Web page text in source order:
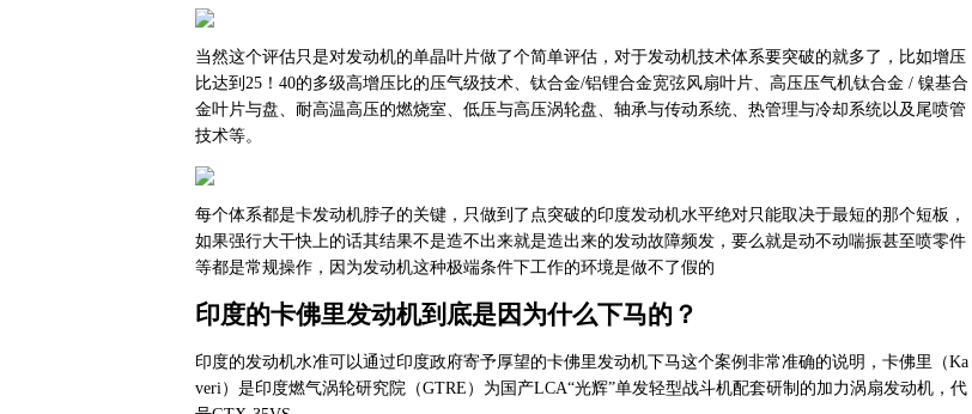
当然这个评估只是对发动机的单晶叶片做了个简单评估，对于发动机技术体系要突破的就多了，比如增压
比达到25！40的多级高增压比的压气级技术、钛合金/铝锂合金宽弦风扇叶片、高压压气机钛合金 / 镍基合
金叶片与盘、耐高温高压的燃烧室、低压与高压涡轮盘、轴承与传动系统、热管理与冷却系统以及尾喷管
技术等。
每个体系都是卡发动机脖子的关键，只做到了点突破的印度发动机水平绝对只能取决于最短的那个短板，
如果强行大干快上的话其结果不是造不出来就是造出来的发动故障频发，要么就是动不动喘振甚至喷零件
等都是常规操作，因为发动机这种极端条件下工作的环境是做不了假的
印度的卡佛里发动机到底是因为什么下马的？
印度的发动机水准可以通过印度政府寄予厚望的卡佛里发动机下马这个案例非常准确的说明，卡佛里（Ka
veri）是印度燃气涡轮研究院（GTRE）为国产LCA“光辉”单发轻型战斗机配套研制的加力涡扇发动机，代